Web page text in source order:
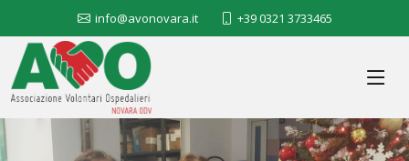
info@avonovara.it +39 0321 3733465